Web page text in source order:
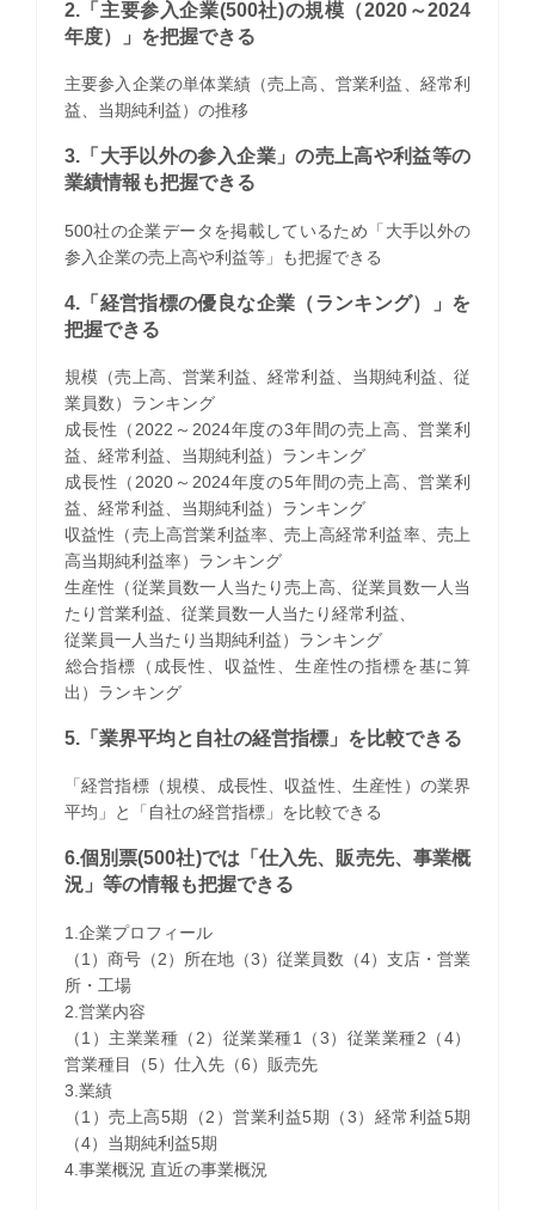
2.「主要参入企業(500社)の規模（2020～2024
年度）」を把握できる
主要参入企業の単体業績（売上高、営業利益、経常利
益、当期純利益）の推移
3.「大手以外の参入企業」の売上高や利益等の
業績情報も把握できる
500社の企業データを掲載しているため「大手以外の
参入企業の売上高や利益等」も把握できる
4.「経営指標の優良な企業（ランキング）」を
把握できる
規模（売上高、営業利益、経常利益、当期純利益、従
業員数）ランキング
成長性（2022～2024年度の3年間の売上高、営業利
益、経常利益、当期純利益）ランキング
成長性（2020～2024年度の5年間の売上高、営業利
益、経常利益、当期純利益）ランキング
収益性（売上高営業利益率、売上高経常利益率、売上
高当期純利益率）ランキング
生産性（従業員数一人当たり売上高、従業員数一人当
たり営業利益、従業員数一人当たり経常利益、
従業員一人当たり当期純利益）ランキング
​総合指標（成長性、収益性、生産性の指標を基に算
出）ランキング
5.「業界平均と自社の経営指標」を比較できる
「経営指標（規模、成長性、収益性、生産性）の業界
平均」と「自社の経営指標」を比較できる
6.個別票(500社)では「仕入先、販売先、事業概
況」等の情報も把握できる
1.企業プロフィール
（1）商号（2）所在地（3）従業員数（4）支店・営業
所・工場
2.営業内容
（1）主業業種（2）従業業種1（3）従業業種2（4）
営業種目（5）仕入先（6）販売先
3.業績
（1）売上高5期（2）営業利益5期（3）経常利益5期
（4）当期純利益5期
4.事業概況 直近の事業概況